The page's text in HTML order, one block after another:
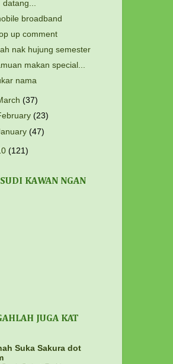
datang...
broadband
up comment
nak hujung semester
makan special...
nama
(37)
(23)
(47)
(121)
KAWAN NGAN
JUGA KAT
Suka Sakura dot